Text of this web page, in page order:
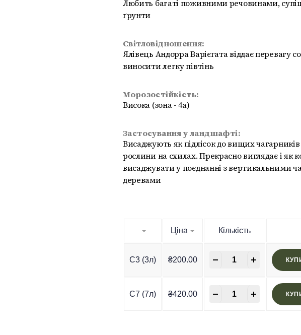
Любить багаті поживними речовинами,
ґрунти
Світловідношення:
Ялівець Андорра Варієгата віддає перевагу
виносити легку півтінь
Морозостійкість:
Висока (зона - 4a)
Застосування у ландшафті:
Висаджують як підлісок до вищих
рослини на схилах. Прекрасно виглядає і як
висаджувати у поєднанні з вертикальними
деревами
Ціна Кількість
C3 (3л) ₴200.00
-
C7 (7л) ₴420.00
-